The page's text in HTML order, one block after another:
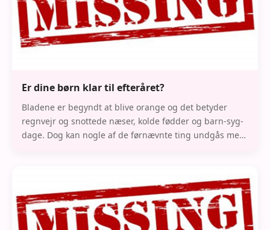
Er dine børn klar til efteråret?
Bladene er begyndt at blive orange og det betyder
regnvejr og snottede næser, kolde fødder og barn-syg-
dage. Dog kan nogle af de førnævnte ting undgås med